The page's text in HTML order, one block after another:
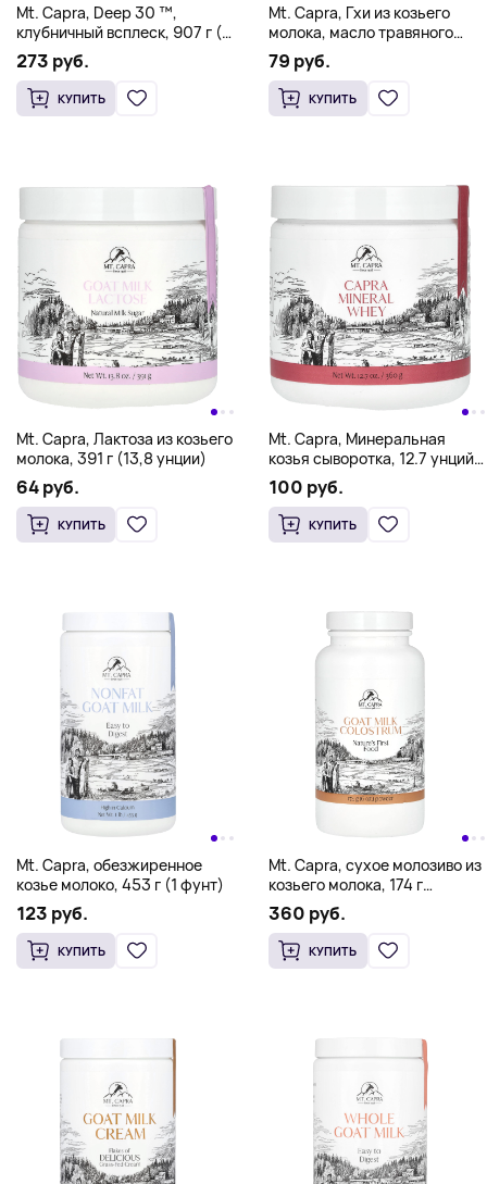
Mt. Capra, Deep 30 ™,
клубничный всплеск, 907 г (2
фунта)
273 руб.
КУПИТЬ
Mt. Capra, Гхи из козьего
молока, масло травяного
откорма, 296 мл (10 жидк.
унц.)
79 руб.
КУПИТЬ
Mt. Capra, Лактоза из козьего
молока, 391 г (13,8 унции)
64 руб.
КУПИТЬ
Mt. Capra, Минеральная
козья сыворотка, 12.7 унций
(360 г)
100 руб.
КУПИТЬ
Mt. Capra, обезжиренное
козье молоко, 453 г (1 фунт)
123 руб.
КУПИТЬ
Mt. Capra, сухое молозиво из
козьего молока, 174 г
(6 унций)
360 руб.
КУПИТЬ